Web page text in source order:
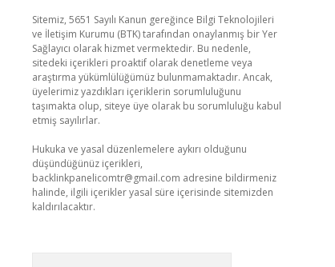
Sitemiz, 5651 Sayılı Kanun gereğince Bilgi Teknolojileri
ve İletişim Kurumu (BTK) tarafından onaylanmış bir Yer
Sağlayıcı olarak hizmet vermektedir. Bu nedenle,
sitedeki içerikleri proaktif olarak denetleme veya
araştırma yükümlülüğümüz bulunmamaktadır. Ancak,
üyelerimiz yazdıkları içeriklerin sorumluluğunu
taşımakta olup, siteye üye olarak bu sorumluluğu kabul
etmiş sayılırlar.
Hukuka ve yasal düzenlemelere aykırı olduğunu
düşündüğünüz içerikleri,
backlinkpanelicomtr@gmail.com adresine bildirmeniz
halinde, ilgili içerikler yasal süre içerisinde sitemizden
kaldırılacaktır.